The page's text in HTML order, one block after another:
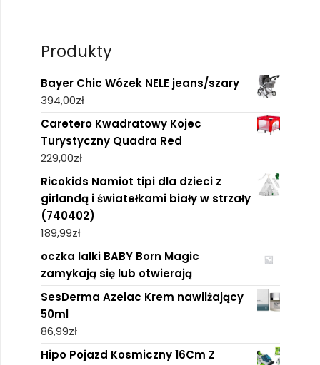
Produkty
Bayer Chic Wózek NELE jeans/szary
394,00zł
Caretero Kwadratowy Kojec
Turystyczny Quadra Red
229,00zł
Ricokids Namiot tipi dla dzieci z
girlandą i światełkami biały w strzały
(740402)
189,99zł
oczka lalki BABY Born Magic
zamykają się lub otwierają
SesDerma Azelac Krem nawilżający
50ml
86,99zł
Hipo Pojazd Kosmiczny 16Cm Z